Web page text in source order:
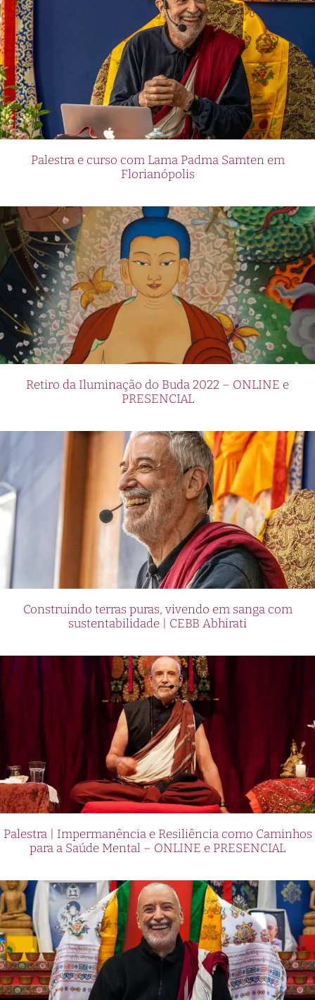
Palestra e curso com Lama Padma Samten em
Florianópolis
Retiro da Iluminação do Buda 2022 – ONLINE e
PRESENCIAL
Construindo terras puras, vivendo em sanga com
sustentabilidade | CEBB Abhirati
Palestra | Impermanência e Resiliência como Caminhos
para a Saúde Mental – ONLINE e PRESENCIAL